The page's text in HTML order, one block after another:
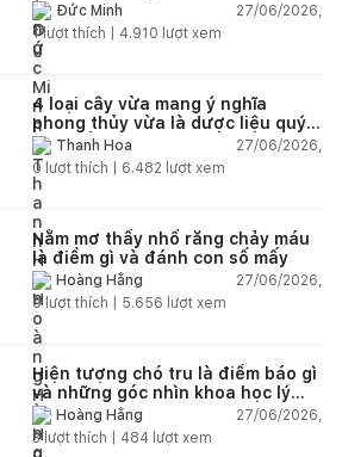
Đức Minh
27/06/2026,
1lượt thích | 4.910 lượt xem
4 loại cây vừa mang ý nghĩa
phong thủy vừa là dược liệu quý
nên trồng trong nhà
Thanh Hoa
27/06/2026,
0 lượt thích | 6.482 lượt xem
Nằm mơ thấy nhổ răng chảy máu
là điềm gì và đánh con số mấy
Hoàng Hằng
27/06/2026,
0lượt thích | 5.656 lượt xem
Hiện tượng chó tru là điềm báo gì
và những góc nhìn khoa học lý
giảiHoàng Hằng
27/06/2026,
3lượt thích | 484 lượt xem